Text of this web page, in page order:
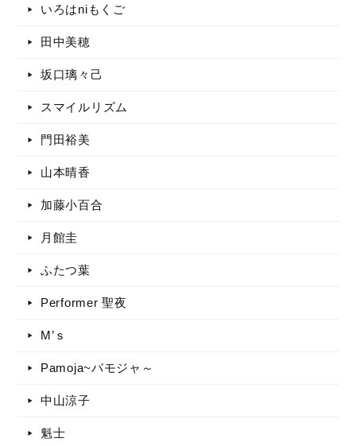
いろはniもくご
田中美穂
坂口璃々己
スマイルリズム
門田裕美
山本晴香
加藤小百合
月館圭
ふたつ葉
Performer 聖夜
M’ｓ
Pamoja~パモジャ～
中山涼子
魁士